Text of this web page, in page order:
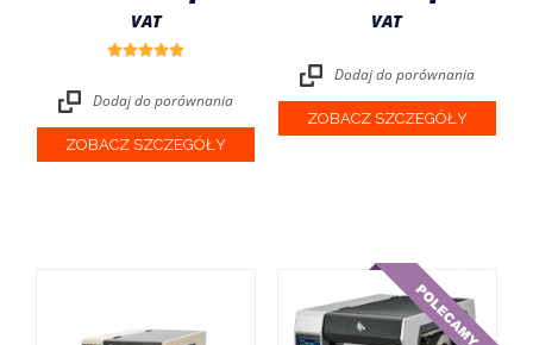
VAT
Dodaj do porównania
ZOBACZ SZCZEGÓŁY
VAT
Dodaj do porównania
ZOBACZ SZCZEGÓŁY